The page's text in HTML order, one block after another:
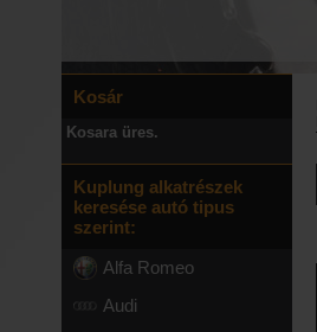
Kosár
Kosara üres.
Kuplung alkatrészek
keresése autó tipus
szerint:
Alfa Romeo
Audi